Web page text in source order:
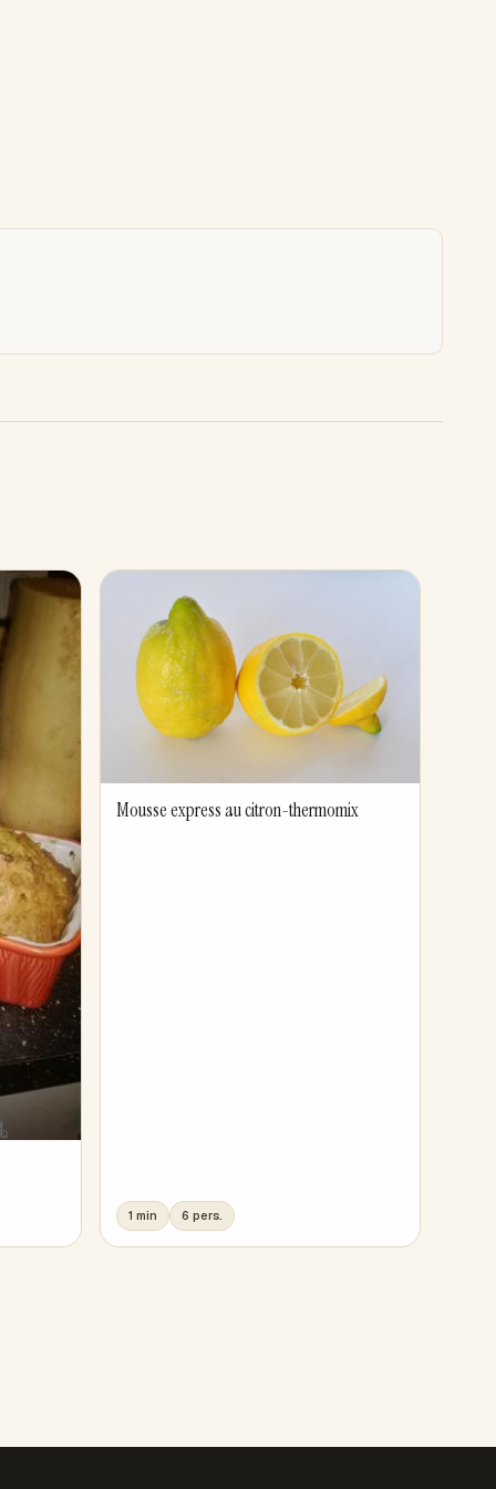
Mousse express au citron-thermomix
1 min 6 pers.